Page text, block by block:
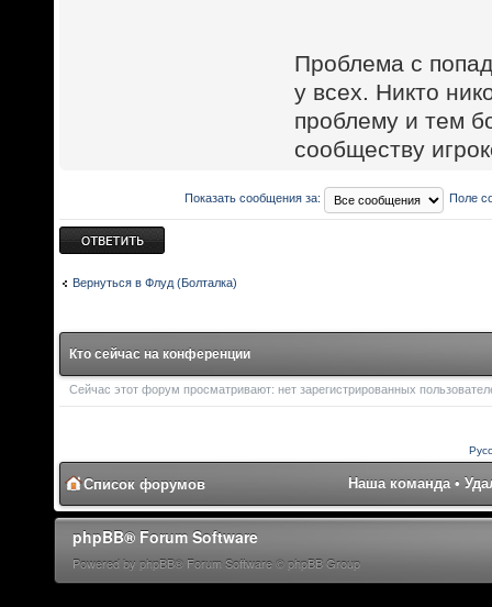
Проблема с
у всех. Никто
проблему и тем
сообществу
Показать сообщения за: Поле
Ответить
Вернуться в Флуд (Болталка)
Кто сейчас на конференции
Сейчас этот форум просматривают: нет зарегистрированных
Список форумов Наша команда •
phpBB® Forum Software
Powered by phpBB® Forum Software © phpBB Group